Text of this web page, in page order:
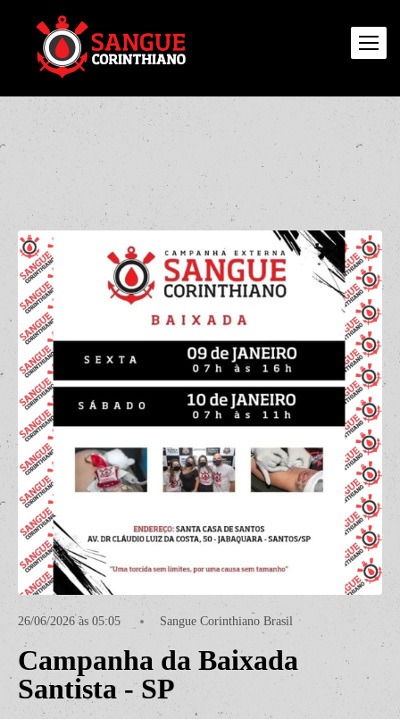
26/06/2026 às 05:05 Sangue Corinthiano Brasil
Campanha da Baixada
Santista - SP